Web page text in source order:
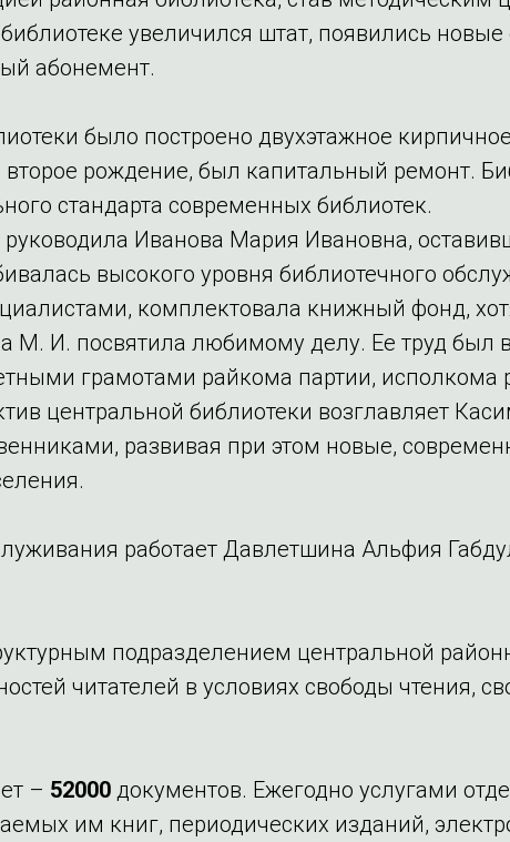
увеличился штат, появились
абонемент.
было построено двухэтажное
рождение, был капитальный ремонт.
стандарта современных библиотек.
Иванова Мария Ивановна,
высокого уровня библиотечного
комплектовала книжный фонд,
М. И. посвятила любимому делу. Ее труд был
грамотами райкома партии, исполкома
центральной библиотеки возглавляет
развивая при этом новые,
работает Давлетшина Альфия
подразделением центральной
читателей в условиях свободы чтения,
– 52000 документов. Ежегодно услугами
им книг, периодических изданий,